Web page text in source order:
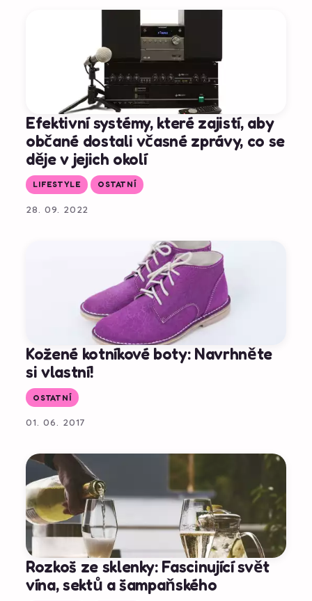
Efektivní systémy, které zajistí, aby
občané dostali včasné zprávy, co se
děje v jejich okolí
LIFESTYLE OSTATNÍ
28. 09. 2022
Kožené kotníkové boty: Navrhněte
si vlastní!
OSTATNÍ
01. 06. 2017
Rozkoš ze sklenky: Fascinující svět
vína, sektů a šampaňského